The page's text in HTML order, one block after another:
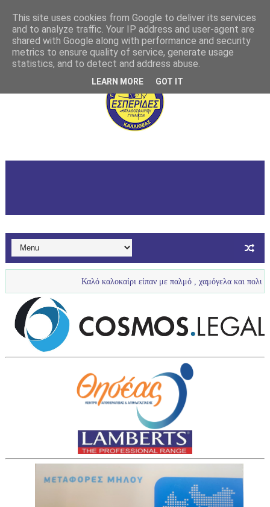
Καλό καλοκαίρι είπαν με παλμό , χαμόγελα και πολύ νερό τα
This site uses cookies from Google to deliver its services
and to analyze traffic. Your IP address and user-agent are
shared with Google along with performance and security
metrics to ensure quality of service, generate usage
statistics, and to detect and address abuse.
LEARN MORE GOT IT